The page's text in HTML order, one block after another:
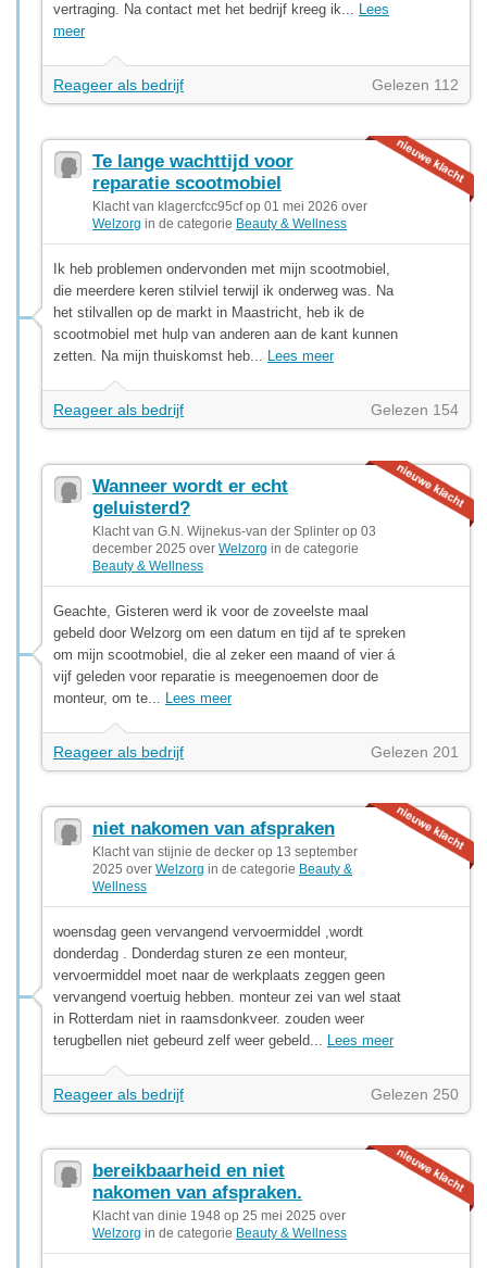
vertraging. Na contact met het bedrijf kreeg ik... Lees
meer
Reageer als bedrijf Gelezen 112
Te lange wachttijd voor
reparatie scootmobiel
Klacht van klagercfcc95cf op 01 mei 2026 over
Welzorg in de categorie Beauty & Wellness
Ik heb problemen ondervonden met mijn scootmobiel,
die meerdere keren stilviel terwijl ik onderweg was. Na
het stilvallen op de markt in Maastricht, heb ik de
scootmobiel met hulp van anderen aan de kant kunnen
zetten. Na mijn thuiskomst heb... Lees meer
Reageer als bedrijf Gelezen 154
Wanneer wordt er echt
geluisterd?
Klacht van G.N. Wijnekus-van der Splinter op 03
december 2025 over Welzorg in de categorie
Beauty & Wellness
Geachte, Gisteren werd ik voor de zoveelste maal
gebeld door Welzorg om een datum en tijd af te spreken
om mijn scootmobiel, die al zeker een maand of vier á
vijf geleden voor reparatie is meegenoemen door de
monteur, om te... Lees meer
Reageer als bedrijf Gelezen 201
niet nakomen van afspraken
Klacht van stijnie de decker op 13 september
2025 over Welzorg in de categorie Beauty &
Wellness
woensdag geen vervangend vervoermiddel ,wordt
donderdag . Donderdag sturen ze een monteur,
vervoermiddel moet naar de werkplaats zeggen geen
vervangend voertuig hebben. monteur zei van wel staat
in Rotterdam niet in raamsdonkveer. zouden weer
terugbellen niet gebeurd zelf weer gebeld... Lees meer
Reageer als bedrijf Gelezen 250
bereikbaarheid en niet
nakomen van afspraken.
Klacht van dinie 1948 op 25 mei 2025 over
Welzorg in de categorie Beauty & Wellness